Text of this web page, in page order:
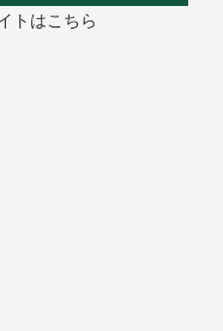
トはこちら